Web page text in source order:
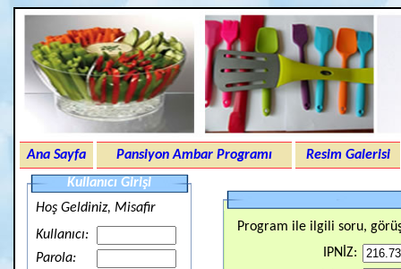
Ana Sayfa Pansiyon Ambar Programı
Resim Galerisi
Kullanıcı Girişi
Hoş Geldiniz, Misafir
Kullanıcı:
Parola:
Program ile ilgili soru,
IPNİZ: